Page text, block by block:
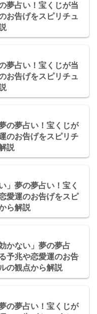
夢占い！宝くじが当
お告げをスピリチュ
夢占い！宝くじが当
お告げをスピリチュ
の夢占い！宝くじが
のお告げをスピリチ
説
」夢の夢占い！宝く
愛運のお告げをスピ
ら解説
かない」夢の夢占
予兆や恋愛運のお告
の観点から解説
の夢占い！宝くじが